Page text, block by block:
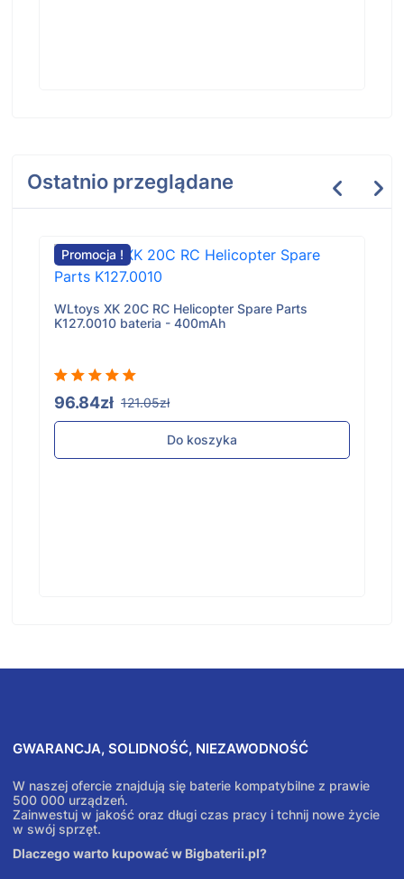
Ostatnio przeglądane
Promocja !
WLtoys XK 20C RC Helicopter Spare Parts
K127.0010 bateria - 400mAh
96.84zł 121.05zł
Do koszyka
GWARANCJA, SOLIDNOŚĆ, NIEZAWODNOŚĆ
W naszej ofercie znajdują się baterie kompatybilne z prawie
500 000 urządzeń.
Zainwestuj w jakość oraz długi czas pracy i tchnij nowe życie
w swój sprzęt.
Dlaczego warto kupować w Bigbaterii.pl?